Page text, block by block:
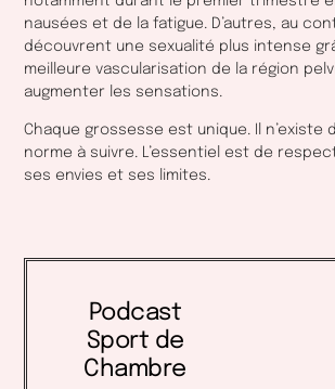
nausées et de la fatigue. D’autres, au
découvrent une sexualité plus intense
meilleure vascularisation de la région
augmenter les sensations.
Chaque grossesse est unique. Il n’existe
norme à suivre. L’essentiel est de
ses envies et ses limites.
Podcast
Sport de
Chambre